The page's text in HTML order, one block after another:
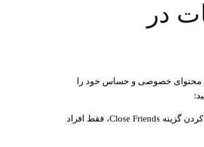
در
محتوای خصوصی و حساس خود را
با فعال کردن گزینه Close Friends، فقط افراد